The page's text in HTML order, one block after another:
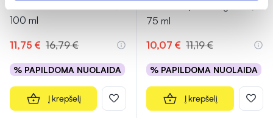
100 ml
11,75 € 16,79 €
% PAPILDOMA NUOLAIDA
Į krepšelį
75 ml
10,07 € 11,19 €
% PAPILDOMA NUOLAIDA
Į krepšelį